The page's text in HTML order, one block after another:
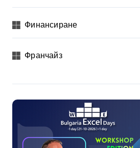
Финансиране
Франчайз